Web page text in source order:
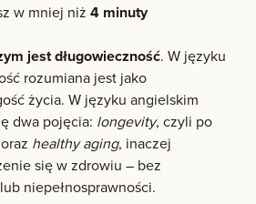
w mniej niż 4 minuty
jest długowieczność. W języku
rozumiana jest jako
życia. W języku angielskim
dwa pojęcia: longevity, czyli po
healthy aging, inaczej
się w zdrowiu – bez
niepełnosprawności.